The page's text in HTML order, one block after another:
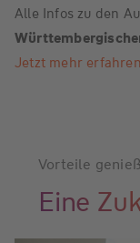
Alle Infos zu den
Jetzt mehr
Vorteile
Eine